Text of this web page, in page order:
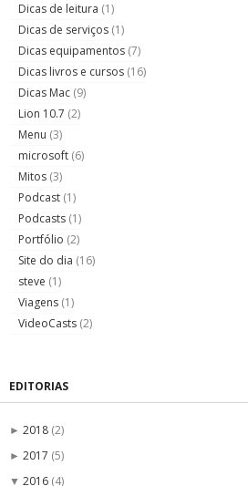
Dicas de leitura (1)
Dicas de serviços (1)
Dicas equipamentos (7)
Dicas livros e cursos (16)
Dicas Mac (9)
Lion 10.7 (2)
Menu (3)
microsoft (6)
Mitos (3)
Podcast (1)
Podcasts (1)
Portfólio (2)
Site do dia (16)
steve (1)
Viagens (1)
VideoCasts (2)
EDITORIAS
► 2018 (2)
► 2017 (5)
▼ 2016 (4)